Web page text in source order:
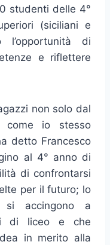
studenti delle 4°
(siciliani e
l’opportunità di
e riflettere
non solo dal
come io stesso
detto Francesco
al 4° anno di
di confrontarsi
per il futuro; lo
si accingono a
di liceo e che
in merito alla